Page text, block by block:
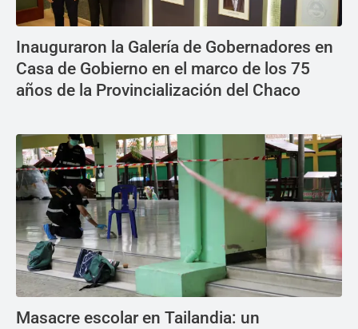
Inauguraron la Galería de Gobernadores en
Casa de Gobierno en el marco de los 75
años de la Provincialización del Chaco
Masacre escolar en Tailandia: un